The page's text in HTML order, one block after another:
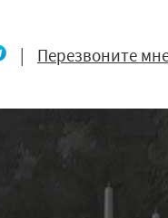
| Перезвоните